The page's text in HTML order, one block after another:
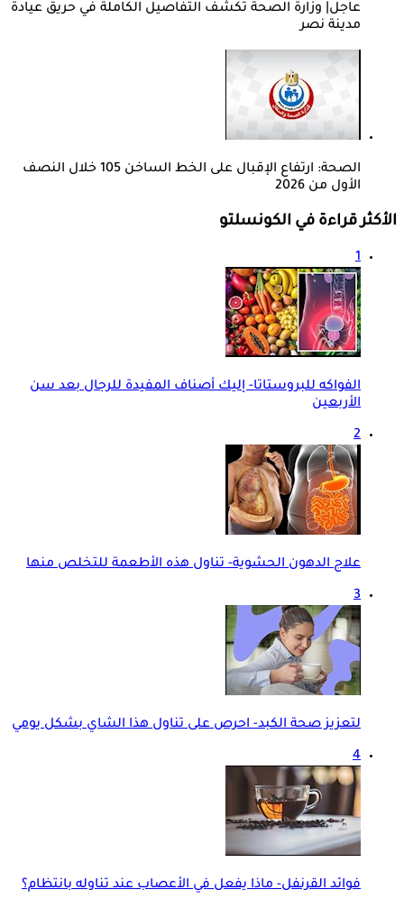
عاجل| وزارة الصحة تكشف التفاصيل الكاملة في حريق عيادة
مدينة نصر
الصحة: ارتفاع الإقبال على الخط الساخن 105 خلال النصف
الأول من 2026
الأكثر قراءة في الكونسلتو
1
الفواكه للبروستاتا- إليك أصناف المفيدة للرجال بعد سن
الأربعين
2
علاج الدهون الحشوية- تناول هذه الأطعمة للتخلص منها
3
لتعزيز صحة الكبد- احرص على تناول هذا الشاي بشكل يومي
4
فوائد القرنفل- ماذا يفعل في الأعصاب عند تناوله بانتظام؟